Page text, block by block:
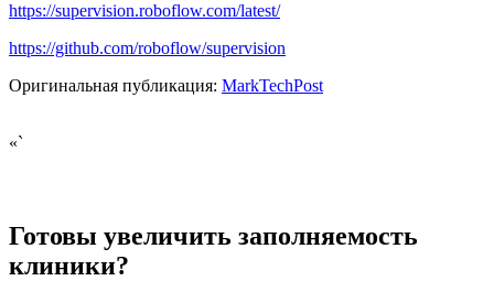
https://supervision.roboflow.com/latest/
https://github.com/roboflow/supervision
Оригинальная публикация: MarkTechPost
«`
Готовы увеличить заполняемость
клиники?